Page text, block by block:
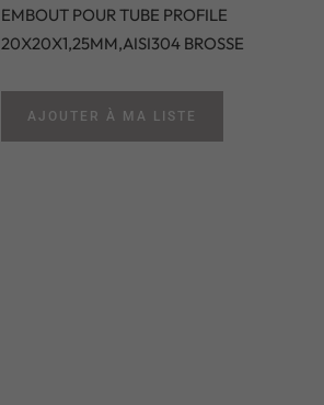
EMBOUT POUR TUBE PROFILE
20X20X1,25MM,AISI304 BROSSE
AJOUTER À MA LISTE